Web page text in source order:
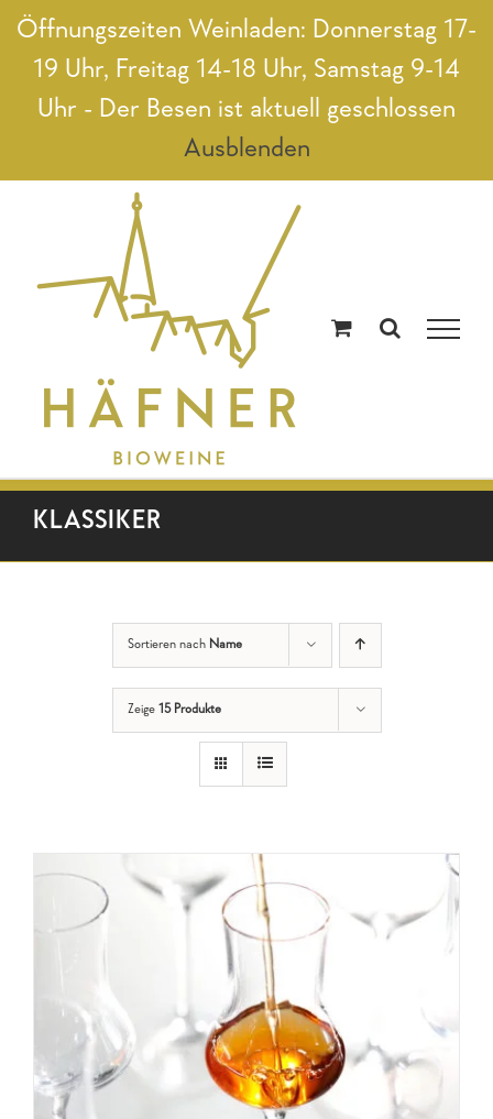
Zum
springen
KLASSIKER
Sortieren nach Name
Zeige 15 Produkte
Öffnungszeiten Weinladen: Donnerstag 17-
19 Uhr, Freitag 14-18 Uhr, Samstag 9-14
Uhr - Der Besen ist aktuell geschlossen
Ausblenden